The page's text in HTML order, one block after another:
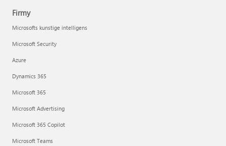
Firmy
Microsofts kunstige intelligens
Microsoft Security
Azure
Dynamics 365
Microsoft 365
Microsoft Advertising
Microsoft 365 Copilot
Microsoft Teams